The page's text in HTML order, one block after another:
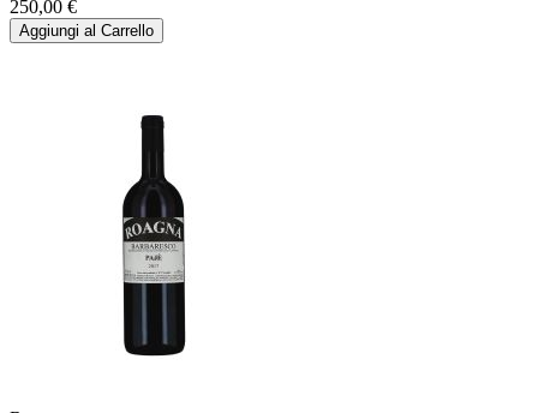
250,00 €
Aggiungi al Carrello